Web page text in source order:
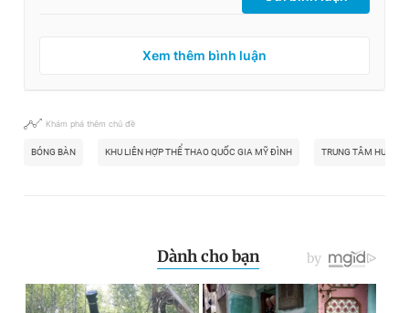
Xem thêm bình luận
Khám phá thêm chủ đề
BÓNG BÀN KHU LIÊN HỢP THỂ THAO QUỐC GIA MỸ ĐÌNH TRUNG TÂM HUẤN